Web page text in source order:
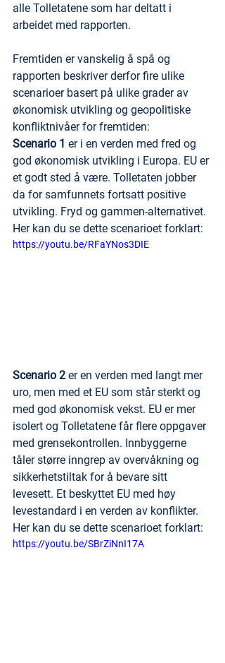
alle Tolletatene som har deltatt i
arbeidet med rapporten.
Fremtiden er vanskelig å spå og
rapporten beskriver derfor fire ulike
scenarioer basert på ulike grader av
økonomisk utvikling og geopolitiske
konfliktnivåer for fremtiden:
Scenario 1 er i en verden med fred og
god økonomisk utvikling i Europa. EU er
et godt sted å være. Tolletaten jobber
da for samfunnets fortsatt positive
utvikling. Fryd og gammen-alternativet.
Her kan du se dette scenarioet forklart:
https://youtu.be/RFaYNos3DIE
Scenario 2 er en verden med langt mer
uro, men med et EU som står sterkt og
med god økonomisk vekst. EU er mer
isolert og Tolletatene får flere oppgaver
med grensekontrollen. Innbyggerne
tåler større inngrep av overvåkning og
sikkerhetstiltak for å bevare sitt
levesett. Et beskyttet EU med høy
levestandard i en verden av konflikter.
Her kan du se dette scenarioet forklart:
https://youtu.be/SBrZiNnI17A